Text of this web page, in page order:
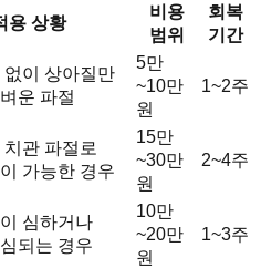
용 상황
비용
범위
회복
기간
없이 상아질만
운 파절
5만
~10만
원
1~2주
관 파절로
가능한 경우
15만
~30만
원
2~4주
심하거나
되는 경우
10만
~20만
원
1~3주